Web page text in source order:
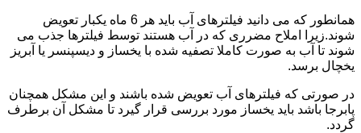
همانطور که می دانید فیلترهای آب باید هر 6 ماه یکبار تعویض
شوند.زیرا املاح مضرری که در آب هستند توسط فیلترها جذب می
شوند تا آب به صورت کاملا تصفیه شده با یخساز و دیسپنسر یا آبریز
یخچال برسد.
در صورتی که فیلترهای آب تعویض شده باشند و این مشکل همچنان
پابرجا باشد باید یخساز مورد بررسی قرار گیرد تا مشکل آن برطرف
گردد.